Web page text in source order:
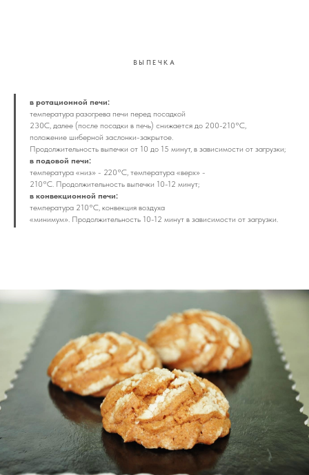
ВЫПЕЧКА
в ротационной печи:
температура разогрева печи перед посадкой
230С, далее (после посадки в печь) снижается до 200-210°С,
положение шиберной заслонки-закрытое.
Продолжительность выпечки от 10 до 15 минут, в зависимости от загрузки;
в подовой печи:
температура «низ» - 220°С, температура «верх» -
210°С. Продолжительность выпечки 10-12 минут;
в конвекционной печи:
температура 210°С, конвекция воздуха
«минимум». Продолжительность 10-12 минут в зависимости от загрузки.